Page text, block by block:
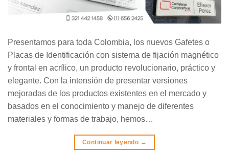
Presentamos para toda Colombia, los nuevos Gafetes o
Placas de Identificación con sistema de fijación magnético
y frontal en acrílico, un producto revolucionario, práctico y
elegante. Con la intensión de presentar versiones
mejoradas de los productos existentes en el mercado y
basados en el conocimiento y manejo de diferentes
materiales y formas de trabajo, hemos…
Continuar leyendo →